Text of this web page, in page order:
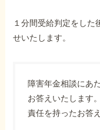
１分間受給判定をした
せいたします。
障害年金相談にあ
お答えいたします。
責任を持ったお答